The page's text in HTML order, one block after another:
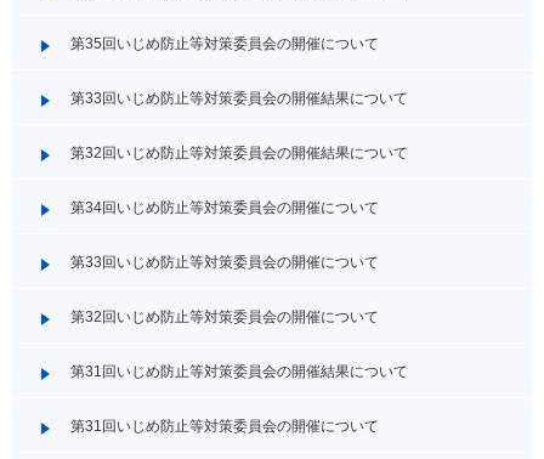
第35回いじめ防止等対策委員会の開催について
第33回いじめ防止等対策委員会の開催結果について
第32回いじめ防止等対策委員会の開催結果について
第34回いじめ防止等対策委員会の開催について
第33回いじめ防止等対策委員会の開催について
第32回いじめ防止等対策委員会の開催について
第31回いじめ防止等対策委員会の開催結果について
第31回いじめ防止等対策委員会の開催について